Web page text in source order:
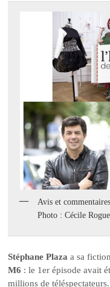
Avis et
Photo : Cécile
Stéphane Plaza a sa
M6 : le 1er épisode avait
millions de téléspectateurs.